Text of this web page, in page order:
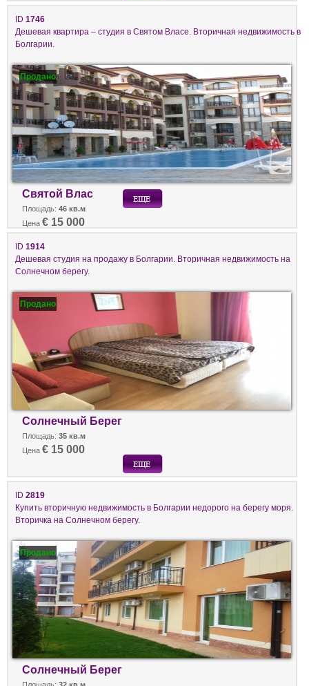
ID 1746
Дешевая квартира – студия в Святом Власе. Вторичная недвижимость в
Болгарии.
Продано
Святой Влас
Площадь: 46 кв.м
Цена € 15 000
ID 1914
Дешевая студия на продажу в Болгарии. Вторичная недвижимость на
Солнечном берегу.
Продано
Солнечный Берег
Площадь: 35 кв.м
Цена € 15 000
ID 2819
Купить вторичную недвижимость в Болгарии недорого на берегу моря.
Вторичка на Солнечном берегу.
Продано
Солнечный Берег